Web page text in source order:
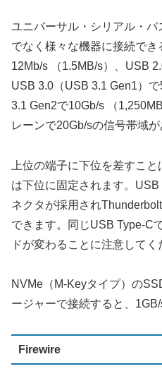
ユニバーサル・シリアル・
でなく様々な機器に接続で
12Mb/s （1.5MB/s）、USB
USB 3.0（USB 3.1 Gen1）
3.1 Gen2で10Gb/s （
レーンで20Gb/sの信号帯域が
上位の端子に下位を差すこ
は下位に固定されます。
ネクタが採用され
できます。同じUSB Type-C
ドが変わることに注意してく
NVMe（M-Keyタイプ）の
ージャーで接続すると、
Firewire